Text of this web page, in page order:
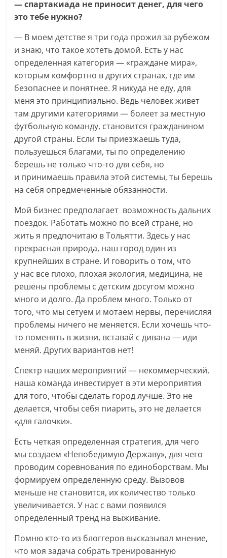
— спартакиада не приносит денег, для чего
это тебе нужно?
— В моем детстве я три года прожил за рубежом
и знаю, что такое хотеть домой. Есть у нас
определенная категория — «граждане мира»,
которым комфортно в других странах, где им
безопаснее и понятнее. Я никуда не еду, для
меня это принципиально. Ведь человек живет
там другими категориями — болеет за местную
футбольную команду, становится гражданином
другой страны. Если ты приезжаешь туда,
пользуешься благами, ты по определению
берешь не только что-то для себя, но
и принимаешь правила этой системы, ты берешь
на себя опредмеченные обязанности.
Мой бизнес предполагает возможность дальних
поездок. Работать можно по всей стране, но
жить я предпочитаю в Тольятти. Здесь у нас
прекрасная природа, наш город один из
крупнейших в стране. И говорить о том, что
у нас все плохо, плохая экология, медицина, не
решены проблемы с детским досугом можно
много и долго. Да проблем много. Только от
того, что мы сетуем и мотаем нервы, перечисляя
проблемы ничего не меняется. Если хочешь что-
то поменять в жизни, вставай с дивана — иди
меняй. Других вариантов нет!
Спектр наших мероприятий — некоммерческий,
наша команда инвестирует в эти мероприятия
для того, чтобы сделать город лучше. Это не
делается, чтобы себя пиарить, это не делается
«для галочки».
Есть четкая определенная стратегия, для чего
мы создаем «Непобедимую Державу», для чего
проводим соревнования по единоборствам. Мы
формируем определенную среду. Вызовов
меньше не становится, их количество только
увеличивается. У нас с вами появился
определенный тренд на выживание.
Помню кто-то из блоггеров высказывал мнение,
что моя задача собрать тренированную